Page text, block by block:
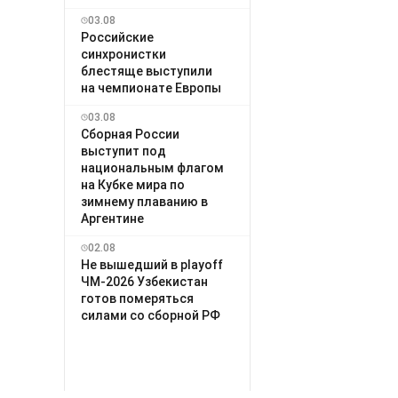
03.08
Российские
синхронистки
блестяще выступили
на чемпионате Европы
03.08
Сборная России
выступит под
национальным флагом
на Кубке мира по
зимнему плаванию в
Аргентине
02.08
Не вышедший в playoff
ЧМ-2026 Узбекистан
готов померяться
силами со сборной РФ